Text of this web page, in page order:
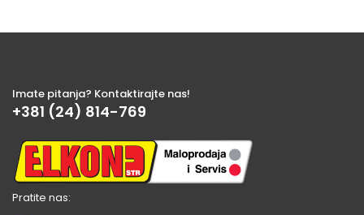
Imate pitanja? Kontaktirajte nas!
+381 (24) 814-769
Pratite nas: